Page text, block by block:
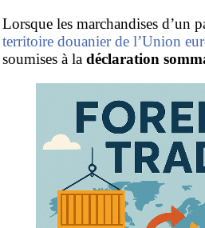
Lorsque les marchandises d’un
territoire douanier de l’Union
soumises à la déclaration